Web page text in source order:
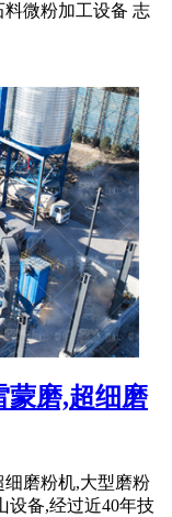
微粉加工设备 志
蒙磨,超细磨
磨粉机,大型磨粉
设备,经过近40年技